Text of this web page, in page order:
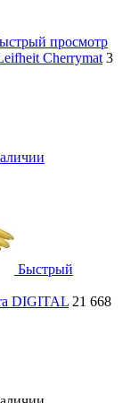
просмотр
Cherrymat 3
Быстрый
DIGITAL 21 668